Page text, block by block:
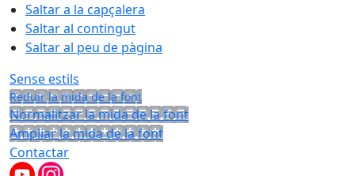
Saltar a la capçalera
Saltar al contingut
Saltar al peu de pàgina
Sense estils
Reduir la mida de la font
Normalitzar la mida de la font
Ampliar la mida de la font
Contactar